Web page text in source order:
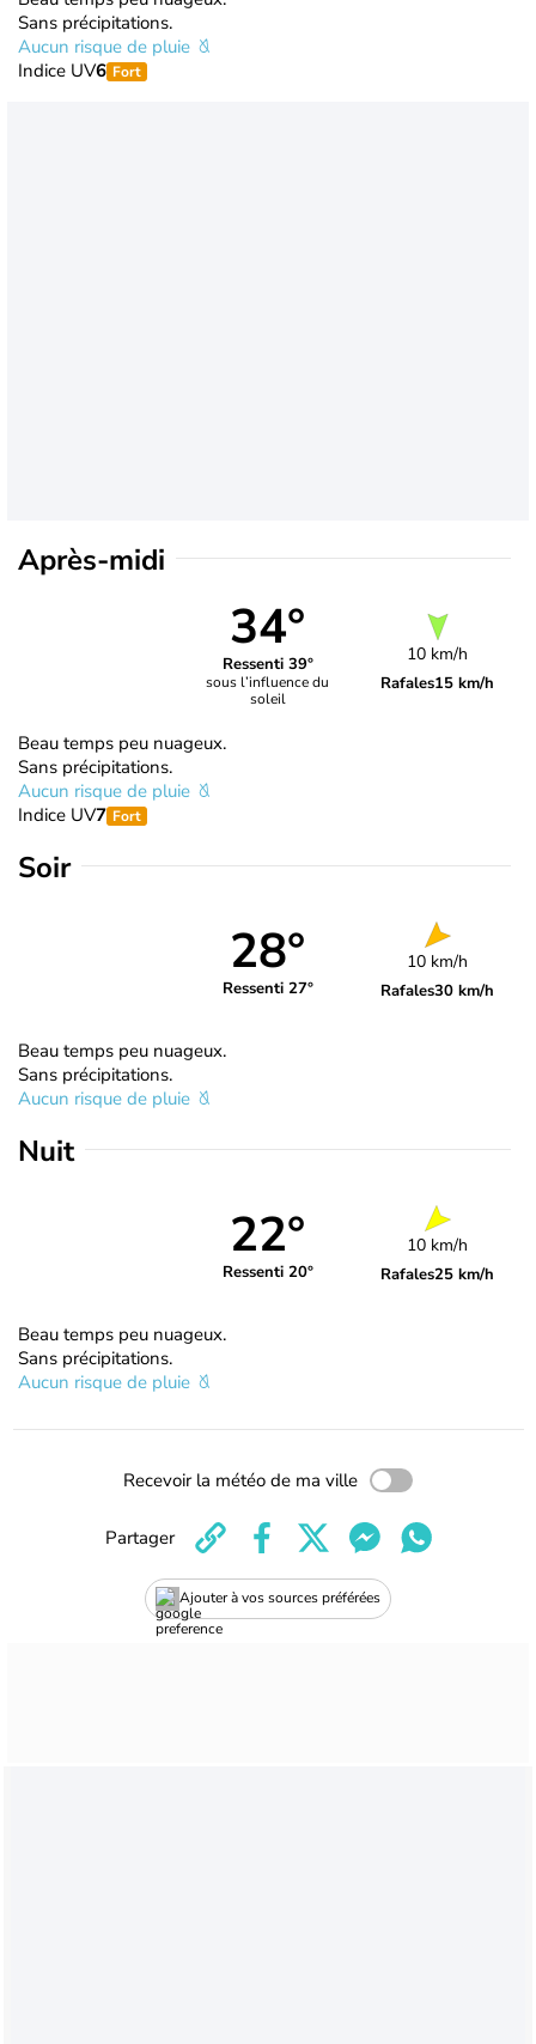
Sans précipitations.
Aucun risque de pluie
Indice UV6 Fort
Après-midi
34°
Ressenti 39°
sous l’influence du
soleil
10 km/h
Rafales15 km/h
Beau temps peu nuageux.
Sans précipitations.
Aucun risque de pluie
Indice UV7 Fort
Soir
28°
Ressenti 27°
10 km/h
Rafales30 km/h
Beau temps peu nuageux.
Sans précipitations.
Aucun risque de pluie
Nuit
22°
Ressenti 20°
10 km/h
Rafales25 km/h
Beau temps peu nuageux.
Sans précipitations.
Aucun risque de pluie
Recevoir la météo de ma ville
Ajouter à vos sources préférées
Partager